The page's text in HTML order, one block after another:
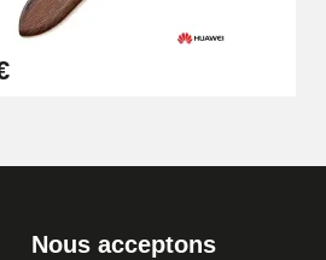
au panier
Nous acceptons